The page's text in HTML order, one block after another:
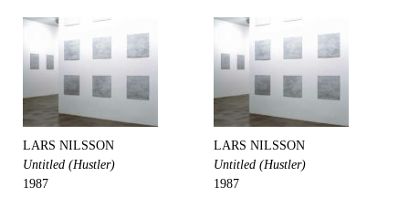
LARS NILSSON
Untitled (Hustler)
1987
LARS NILSSON
Untitled (Hustler)
1987